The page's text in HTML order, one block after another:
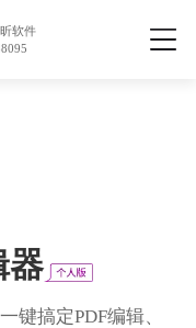
软件
器
键搞定PDF编辑、